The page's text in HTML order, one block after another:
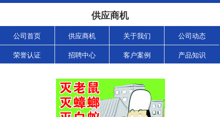
供应商机
公司首页 供应商机 关于我们 公司动态
荣誉认证 招聘中心 客户案例 产品知识